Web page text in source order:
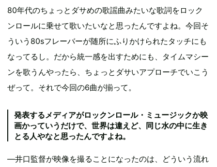
80年代のちょっとダサめの歌謡曲みたいな歌詞をロック
ンロールに乗せて歌いたいなと思ったんですよね。今回そ
ういう80sフレーバーが随所にふりかけられたタッチにも
なってるし。だから統一感を出すためにも、タイムマシー
ンを歌うんやったら、ちょっとダサいアプローチでいこう
ぜって。それで今回の6曲が揃って。
発表するメディアがロックンロール・ミュージックか映
画かっていうだけで、世界は違えど、同じ水の中に生き
とる人やなと思ったんですよね。
―井口監督が映像を撮ることになったのは、どういう流れ